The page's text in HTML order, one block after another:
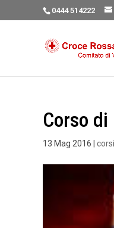
0444 514222
Corso
13 Mag 2016 corsi